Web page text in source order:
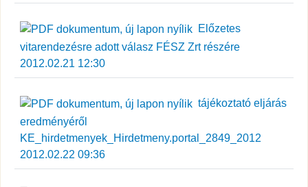
Előzetes
vitarendezésre adott válasz FÉSZ Zrt részére
2012.02.21 12:30
tájékoztató eljárás
eredményéről
KE_hirdetmenyek_Hirdetmeny.portal_2849_2012
2012.02.22 09:36